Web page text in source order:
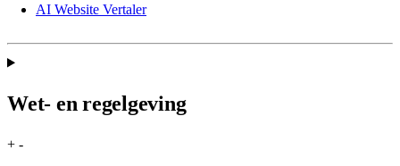
AI Website Vertaler
Wet- en regelgeving
+ -